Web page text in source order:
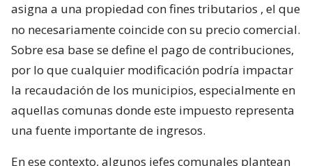
asigna a una propiedad con fines tributarios , el que
no necesariamente coincide con su precio comercial.
Sobre esa base se define el pago de contribuciones,
por lo que cualquier modificación podría impactar
la recaudación de los municipios, especialmente en
aquellas comunas donde este impuesto representa
una fuente importante de ingresos.
En ese contexto, algunos jefes comunales plantean